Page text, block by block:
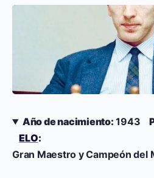
Año de nacimiento: 1943
ELO:
Gran Maestro y Campeón del